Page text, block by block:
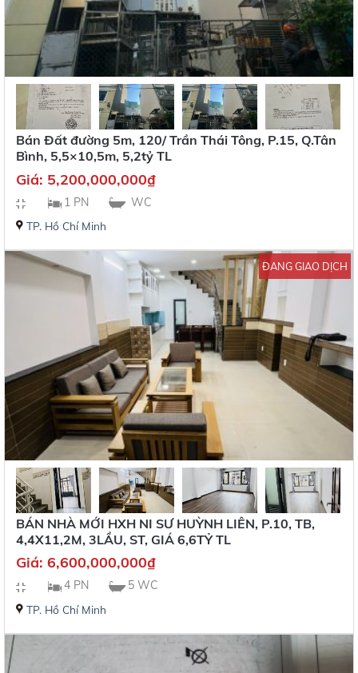
Bán Đất đường 5m, 120/ Trần Thái Tông, P.15, Q.Tân
Bình, 5,5×10,5m, 5,2tỷ TL
Giá: 5,200,000,000₫
1 PN WC
TP. Hồ Chí Minh
ĐANG GIAO DỊCH
BÁN NHÀ MỚI HXH NI SƯ HUỲNH LIÊN, P.10, TB,
4,4X11,2M, 3LẦU, ST, GIÁ 6,6TỶ TL
Giá: 6,600,000,000₫
4 PN 5 WC
TP. Hồ Chí Minh